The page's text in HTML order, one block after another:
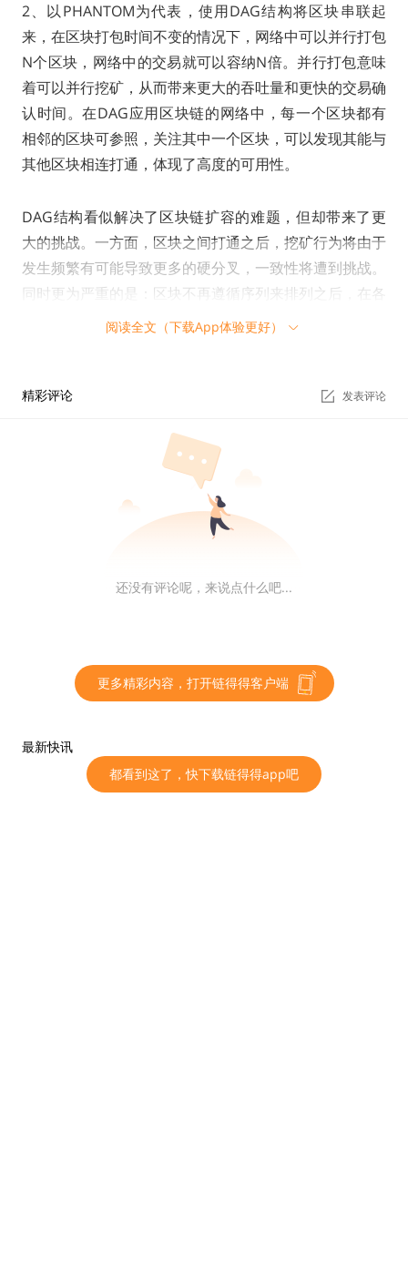
2、以PHANTOM为代表，使用DAG结构将区块串联起
来，在区块打包时间不变的情况下，网络中可以并行打包
N个区块，网络中的交易就可以容纳N倍。并行打包意味
着可以并行挖矿，从而带来更大的吞吐量和更快的交易确
认时间。在DAG应用区块链的网络中，每一个区块都有
相邻的区块可参照，关注其中一个区块，可以发现其能与
其他区块相连打通，体现了高度的可用性。
DAG结构看似解决了区块链扩容的难题，但却带来了更
大的挑战。一方面，区块之间打通之后，挖矿行为将由于
发生频繁有可能导致更多的硬分叉，一致性将遭到挑战。
同时更为严重的是：区块不再遵循序列来排列之后，在各
区块里的交易冲突事件将会大幅提升，比如双花问题（d
免硬分叉，但这也带来了更高的安全风险。
总而言之，DAG结构虽然可以在一定程度上解决区块链
扩容的难题，但实际上依然有更多问题没有解决，依然有
技术难关需要攻克。
更多精彩内容，关注链得得微信号（ID：
阅读全文（下载App体验更好）
精彩评论 发表评论
还没有评论呢，来说点什么吧...
更多精彩内容，打开链得得客户端
最新快讯
都看到这了，快下载链得得app吧